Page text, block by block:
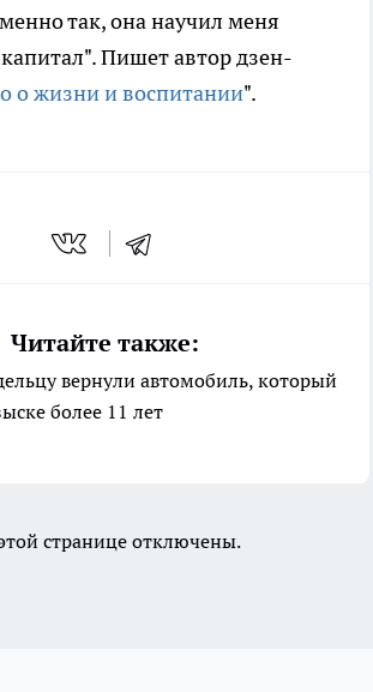
так, она научил меня
Пишет автор дзен-
о жизни и воспитании".
Читайте также:
вернули автомобиль, который
более 11 лет
странице отключены.